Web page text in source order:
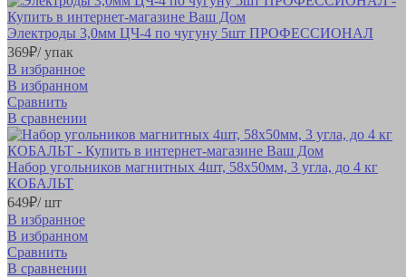
Электроды 3,0мм ЦЧ-4 по чугуну 5шт ПРОФЕССИОНАЛ
369₽/ упак
В избранное
В избранном
Сравнить
В сравнении
Набор угольников магнитных 4шт, 58х50мм, 3 угла, до 4 кг
КОБАЛЬТ
649₽/ шт
В избранное
В избранном
Сравнить
В сравнении